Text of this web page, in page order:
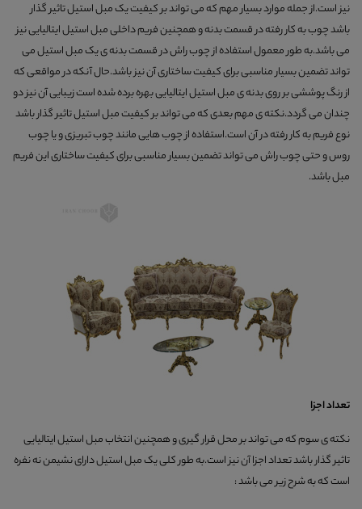
نیز است.از جمله موارد بسیار مهم که می تواند بر کیفیت یک مبل استیل تاثیر گذار
باشد چوب به کار رفته در قسمت بدنه و همچنین فریم داخلی مبل استیل ایتالیایی نیز
می باشد.به طور معمول استفاده از چوب راش در قسمت بدنه ی یک مبل استیل می
تواند تضمین بسیار مناسبی برای کیفیت ساختاری آن نیز باشد.حال آنکه در مواقعی که
از رنگ پوششی بر روی بدنه ی مبل استیل ایتالیایی بهره برده شده است زیبایی آن نیز دو
چندان می گردد.نکته ی مهم بعدی که می تواند بر کیفیت مبل استیل تاثیر گذار باشد
نوع فریم به کار رفته در آن است.استفاده از چوب هایی مانند چوب تبریزی و یا چوب
روس و حتی چوب راش می تواند تضمین بسیار مناسبی برای کیفیت ساختاری این فریم
مبل باشد.
تعداد اجزا
نکته ی سوم که می تواند بر محل قرار گیری و همچنین انتخاب مبل استیل ایتالیایی
تاثیر گذار باشد تعداد اجزا آن نیز است.به طور کلی یک مبل استیل دارای نشیمن نه نفره
است که به شرح زیر می باشد :